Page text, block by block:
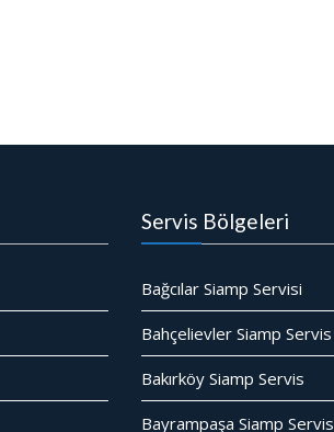
Servis Bölgeleri
Bağcılar Siamp Servisi
Bahçelievler Siamp Servis
Bakırköy Siamp Servis
Bayrampaşa Siamp Servis